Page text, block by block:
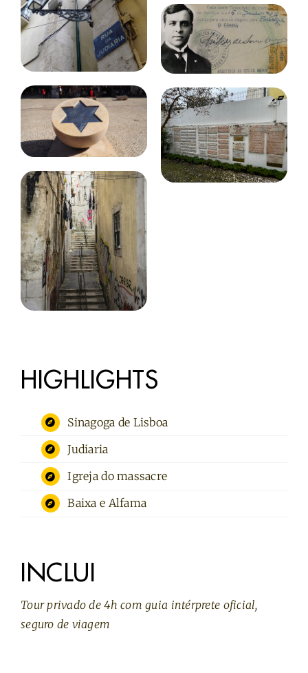
HIGHLIGHTS
Sinagoga de Lisboa
Judiaria
Igreja do massacre
Baixa e Alfama
INCLUI
Tour privado de 4h com guia intérprete oficial,
seguro de viagem